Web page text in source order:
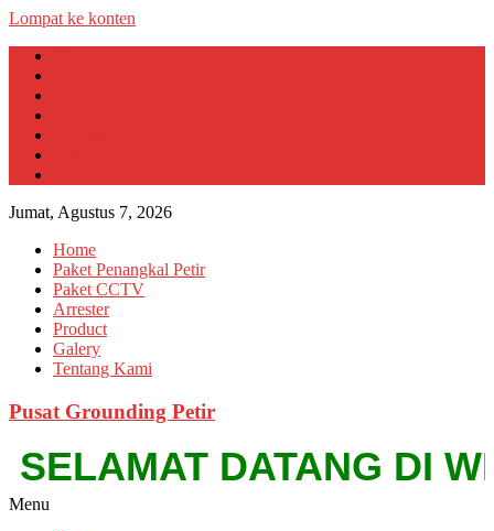
Lompat ke konten
Jumat, Agustus 7, 2026
Home
Paket Penangkal Petir
Paket CCTV
Arrester
Product
Galery
Tentang Kami
Pusat Grounding Petir
SELAMAT DATANG DI
Menu